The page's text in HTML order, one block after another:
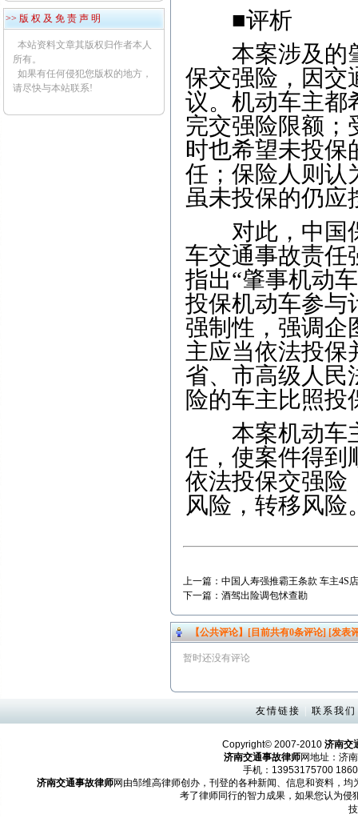
>> 版 权 及 免 责 声 明
本站资料文章其版权归作者本人
所有。
如果有任何侵犯您版权的地方，
请尽快与本站联系!
■评析
本案涉及的肇
保交强险，因交
议。机动车主都
完交强险限额；
时也希望未投保
任；保险人则认
虽未投保的仍应
对此，中国保
车交通事故责任
指出“肇事机动
投保机动车参与
强制性，强调企
主应当依法投保
省、市高级人民
险的车主比照投
本案机动车主
任，使案件得到
依法投保交强险
风险，转移风险
上一篇： 中国人寿强推霸王条款 车主4S
下一篇： 酒驾出险调包怵查勘
【公共评论】[目前共有0条评论][发表
暂时还没有评论
友情链接 联系我们
Copyright© 2007-2010 济南交
济南交通事故律师网地址：济
手机：13953175700
济南交通事故律师网由邹维高律师创办，刊登的各种新闻、信息和资料，均
考了律师同行的智力成果，如果您认为侵